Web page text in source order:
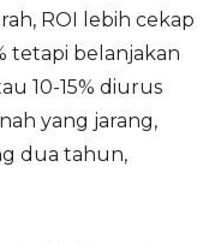
ROI lebih cekap
tetapi belanjakan
10-15% diurus
yang jarang,
dua tahun,